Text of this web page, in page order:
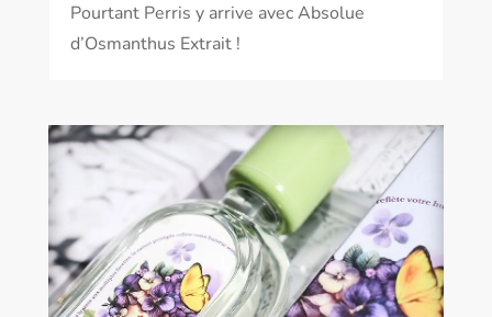
Pourtant Perris y arrive avec Absolue
d’Osmanthus Extrait !